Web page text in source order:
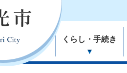
くらし・手続き